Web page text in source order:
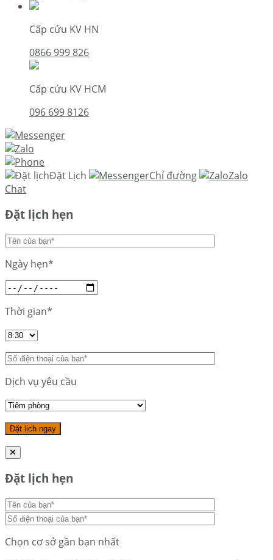
Cấp cứu KV HN
0866 999 826
Cấp cứu KV HCM
096 699 8126
Đặt Lịch Chỉ đường
Zalo
Chat
Đặt lịch hẹn
Ngày hẹn*
Thời gian*
Dịch vụ yêu cầu
Đặt lịch hẹn
Chọn cơ sở gần bạn nhất